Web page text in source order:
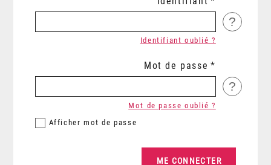
?
Identifiant oublié ?
Mot de passe
?
Afficher mot de passe
Mot de passe oublié ?